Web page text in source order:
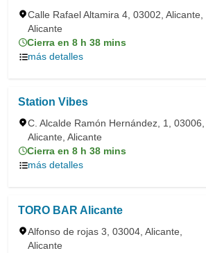
Calle Rafael Altamira 4, 03002, Alicante,
Alicante
Cierra en 8 h 38 mins
más detalles
Station Vibes
C. Alcalde Ramón Hernández, 1, 03006,
Alicante, Alicante
Cierra en 8 h 38 mins
más detalles
TORO BAR Alicante
Alfonso de rojas 3, 03004, Alicante,
Alicante